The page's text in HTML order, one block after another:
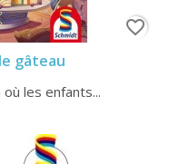
gâteau
les enfants...
favorite_border